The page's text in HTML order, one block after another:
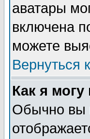
аватары
включена
можете
Вернуться
Как я
Обычно вы